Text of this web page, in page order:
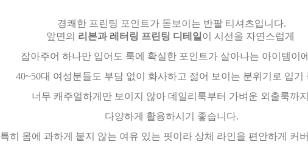
경쾌한 프린팅 포인트가 돋보이는 반팔 티셔츠입니다.
앞면의 리본과 레터링 프린팅 디테일 이 시선을 자연스럽게
잡아주어 하나만 입어도 룩에 확실한 포인트가 살아나는 아이템이
40~50대 여성분들도 부담 없이 화사하고 젊어 보이는 분위기로 입기
너무 캐주얼하게만 보이지 않아 데일리룩부터 가벼운 외출룩까
다양하게 활용하시기 좋습니다.
특히 몸에 과하게 붙지 않는 여유 있는 핏이라 상체 라인을 편안하게 커